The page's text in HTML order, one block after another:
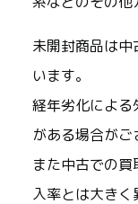
未開封商品は中
います。
経年劣化による
がある場合がご
また中古での
入率とは大きく